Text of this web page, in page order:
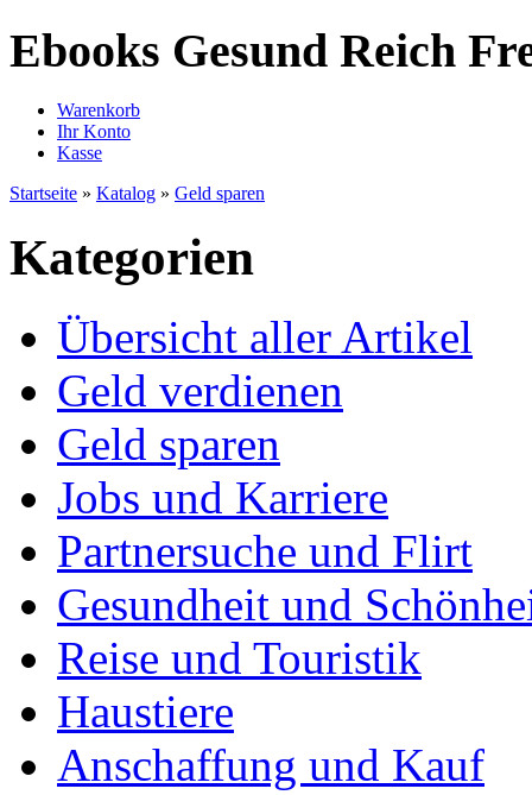
Ebooks Gesund Reich
Warenkorb
Ihr Konto
Kasse
Startseite » Katalog » Geld sparen
Kategorien
Übersicht aller Artikel
Geld verdienen
Geld sparen
Jobs und Karriere
Partnersuche und Flirt
Gesundheit und
Reise und Touristik
Haustiere
Anschaffung und Kauf